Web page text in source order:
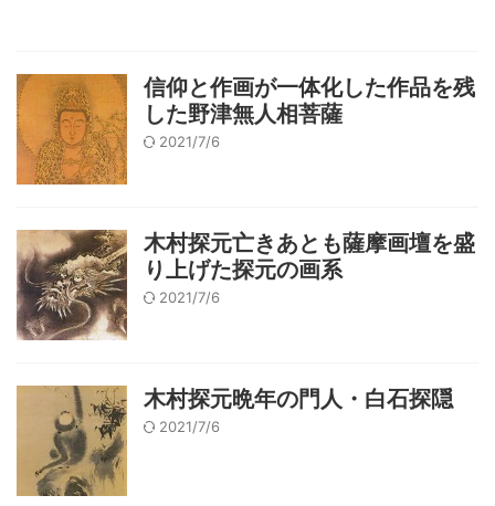
信仰と作画が一体化した作品を残
した野津無人相菩薩
2021/7/6
木村探元亡きあとも薩摩画壇を盛
り上げた探元の画系
2021/7/6
木村探元晩年の門人・白石探隠
2021/7/6